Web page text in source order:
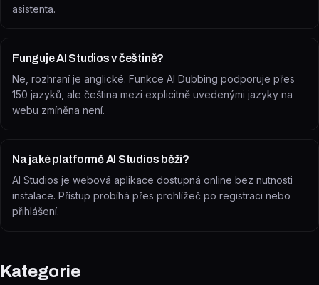
asistenta.
Funguje AI Studios v češtině?
Ne, rozhraní je anglické. Funkce AI Dubbing podporuje přes
150 jazyků, ale čeština mezi explicitně uvedenými jazyky na
webu zmíněna není.
Na jaké platformě AI Studios běží?
AI Studios je webová aplikace dostupná online bez nutnosti
instalace. Přístup probíhá přes prohlížeč po registraci nebo
přihlášení.
Kategorie